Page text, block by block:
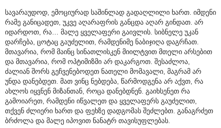
სავარაუდოდ, ემოციურად საშინლად გადაღლილი ხართ. იმდენი
რამე განიცადეთ, უკვე აღარაფრის განცდა აღარ გინდათ. არ
იდარდოთ, რა… მალე ყველაფერი გაივლის. სიბნელე უკან
დარჩება, ცოტაც გაუძელით, რამდენიმე ნაბიჯიღა დაგრჩათ.
მთავარია, რომ მაინც სინათლისკენ მიილტვით მთელი არსებით
და მთავარია, რომ ოპტიმიზმი არ დაკარგოთ. შესაძლოა,
ძალიან შორს გეჩვენებოდეთ ნათელი მომავალი, მაგრამ არ
უნდა დანებდეთ. მათ ვინც ნებდება, წარმოდგენა არ აქვთ, რა
ახლოს იყვნენ მიზანთან, როცა დანებდნენ. გაიხსენეთ რა
გამოიარეთ, რამდენი იწვალეთ და ყველაფერს გაუძელით,
თქვენ ძლიერი ხართ და ფეხზე დადგომას შეძლებთ. განაგრძეთ
ბრძოლა და მალე იპოვით ნანატრ თავისუფლებას.